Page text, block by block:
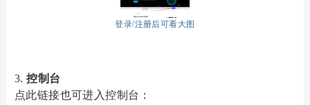
登录/注册后可看大图
3.控制台
点此链接也可进入控制台：